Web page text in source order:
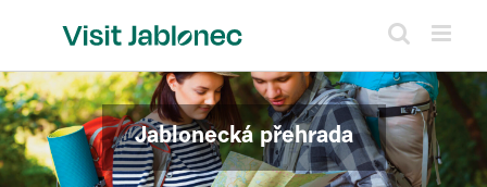
Jablonecká přehrada